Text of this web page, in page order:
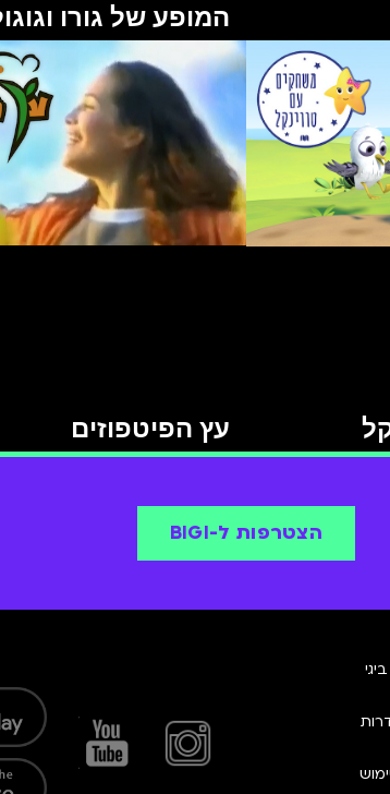
המופע של גורו
עץ הפיטפוזים
הצטרפות ל-BIGI